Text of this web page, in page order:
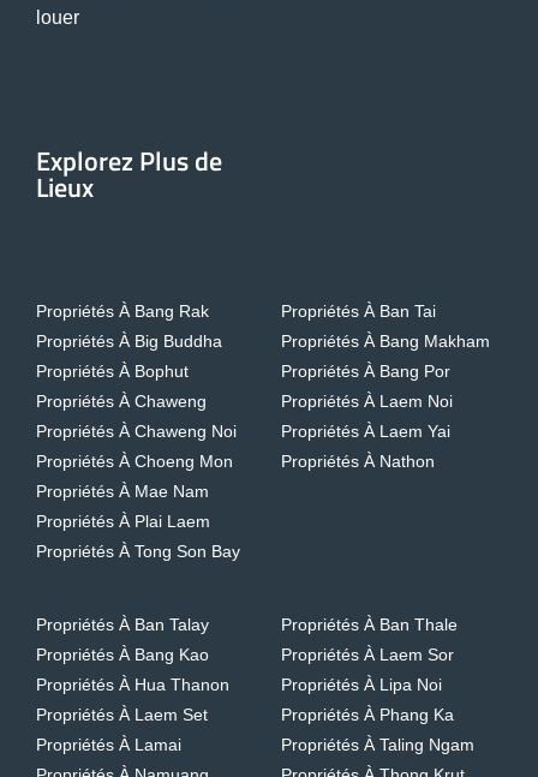
louer
Explorez Plus de
Lieux
Propriétés À Bang Rak
Propriétés À Big Buddha
Propriétés À Bophut
Propriétés À Chaweng
Propriétés À Chaweng Noi
Propriétés À Choeng Mon
Propriétés À Mae Nam
Propriétés À Plai Laem
Propriétés À Tong Son Bay
Propriétés À Ban Tai
Propriétés À Bang Makham
Propriétés À Bang Por
Propriétés À Laem Noi
Propriétés À Laem Yai
Propriétés À Nathon
Propriétés À Ban Talay
Propriétés À Bang Kao
Propriétés À Hua Thanon
Propriétés À Laem Set
Propriétés À Lamai
Propriétés À Ban Thale
Propriétés À Laem Sor
Propriétés À Lipa Noi
Propriétés À Phang Ka
Propriétés À Taling Ngam